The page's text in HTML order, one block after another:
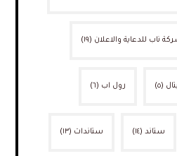
ناب للدعاية والاعلان (١٩)
(٥) رول اب (٦)
ستاند (١٤) ستاندات (١٣)